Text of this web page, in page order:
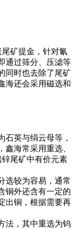
矿提金，针对氰
通过筛分、压滤等
同时也去除了尾矿
海还会采用磁选和
石英与绢云母等，
鑫海常采用重选、
尾矿中有价元素
选较为容易，通常
铜外还含有一定的
出铜，根据需要再
法，其中重选为钨